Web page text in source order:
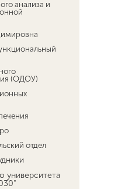
анализа и
(ОДОУ)
отдел
университета